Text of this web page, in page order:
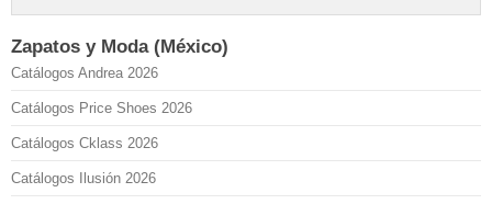
Zapatos y Moda (México)
Catálogos Andrea 2026
Catálogos Price Shoes 2026
Catálogos Cklass 2026
Catálogos Ilusión 2026